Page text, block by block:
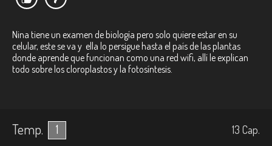
Nina tiene un examen de biología pero solo quiere estar en su
celular, este se va y ella lo persigue hasta el país de las plantas
donde aprende que funcionan como una red wifi, allí le explican
todo sobre los cloroplastos y la fotosíntesis.
Temp. 1 13 Cap.